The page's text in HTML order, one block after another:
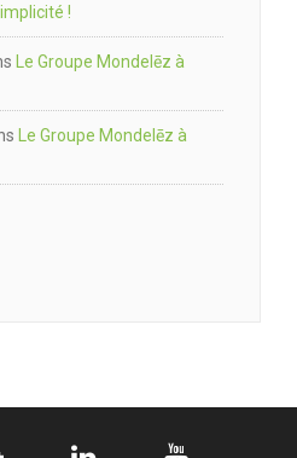
!
Le Groupe Mondelēz à
Le Groupe Mondelēz à